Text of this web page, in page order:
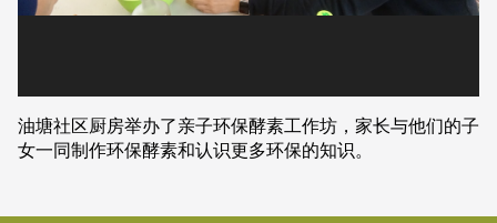
油塘社区厨房举办了亲子环保酵素工作坊，家长与他们的子
女一同制作环保酵素和认识更多环保的知识。